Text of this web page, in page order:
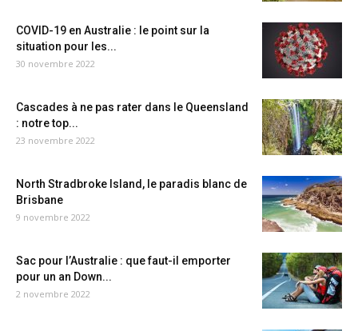
COVID-19 en Australie : le point sur la
situation pour les...
30 novembre 2022
Cascades à ne pas rater dans le Queensland
: notre top...
23 novembre 2022
North Stradbroke Island, le paradis blanc de
Brisbane
9 novembre 2022
Sac pour l’Australie : que faut-il emporter
pour un an Down...
2 novembre 2022